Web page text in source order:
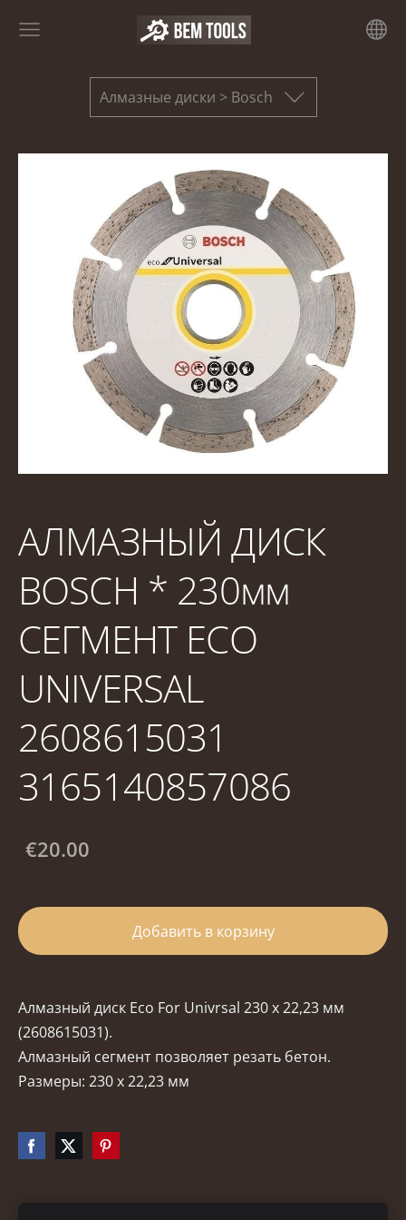
Алмазные диски > Bosch
АЛМАЗНЫЙ ДИСК
BOSCH * 230мм
СЕГМЕНТ ECO
UNIVERSAL
2608615031
3165140857086
€20.00
Добавить в корзину
Алмазный диск Eco For Univrsal 230 x 22,23 мм
(2608615031).
Алмазный сегмент позволяет резать бетон.
Размеры: 230 x 22,23 мм